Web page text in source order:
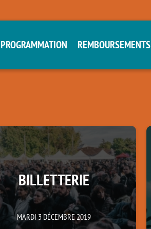
PROGRAMMATION REMBOURSEMENTS
BILLETTERIE
MARDI 3 DÉCEMBRE 2019